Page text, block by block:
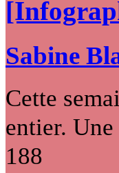
Sabine
Cette
entier.
188